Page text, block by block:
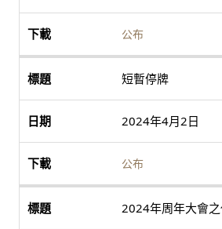
公布
短暫停牌
2024年4月2日
公布
2024年周年大會